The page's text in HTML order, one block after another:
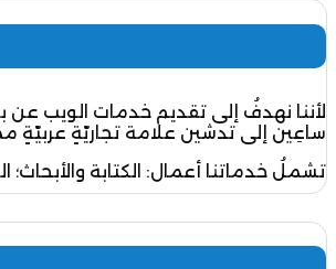
لأننا نهدفُ إلى تقديم خدمات الويب
ساعِين إلى تدشين علامة تجاريّةٍ عربيّةٍ
تشملُ خدماتنا أعمال: الكتابة